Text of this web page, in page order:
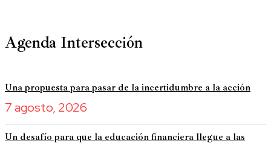
Agenda Intersección
Una propuesta para pasar de la incertidumbre a la acción
7 agosto, 2026
Un desafío para que la educación financiera llegue a las